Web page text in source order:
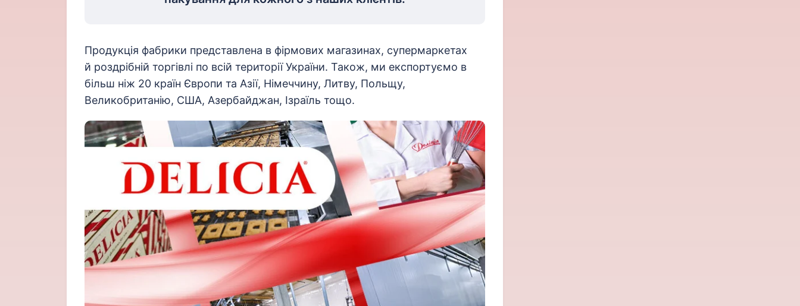
Продукція фабрики представлена в фірмових магазинах, супермаркетах
й роздрібній торгівлі по всій території України. Також, ми експортуємо в
більш ніж 20 країн Європи та Азії, Німеччину, Литву, Польщу,
Великобританію, США, Азербайджан, Ізраїль тощо.